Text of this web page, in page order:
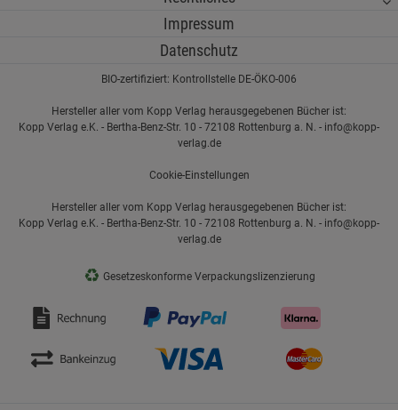
Impressum
Datenschutz
BIO-zertifiziert: Kontrollstelle DE-ÖKO-006
Hersteller aller vom Kopp Verlag herausgegebenen Bücher ist:
Kopp Verlag e.K. - Bertha-Benz-Str. 10 - 72108 Rottenburg a. N. - info@kopp-
verlag.de
Cookie-Einstellungen
Hersteller aller vom Kopp Verlag herausgegebenen Bücher ist:
Kopp Verlag e.K. - Bertha-Benz-Str. 10 - 72108 Rottenburg a. N. - info@kopp-
verlag.de
♻ Gesetzeskonforme Verpackungslizenzierung